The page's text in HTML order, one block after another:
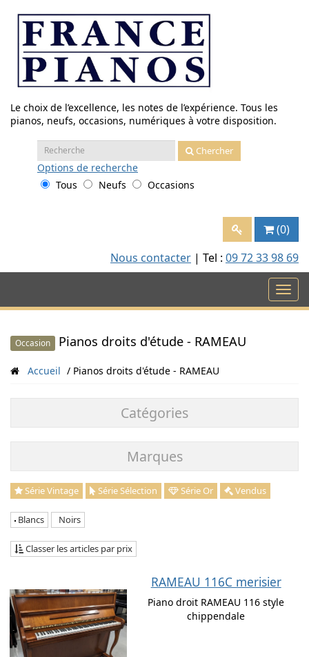
contenu
Le choix de l’excellence, les notes de l’expérience. Tous les
pianos, neufs, occasions, numériques à votre disposition.
Recherche
:
Chercher
Options de recherche
Tous
Neufs Occasions
(0)
Nous contacter | Tel : 09 72 33 98 69
Occasion Pianos droits d'étude - RAMEAU
Accueil Pianos droits d'étude - RAMEAU
Catégories
Marques
Série Vintage Série Sélection Série Or Vendus
Blancs Noirs
Classer les articles par prix
RAMEAU 116C merisier
Piano droit RAMEAU 116 style
chippendale